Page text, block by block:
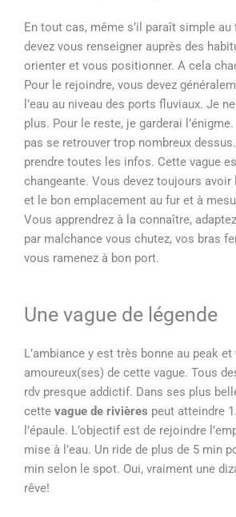
En tout cas, même s’il paraît simple
devez vous renseigner auprès des
orienter et vous positionner. A cela
Pour le rejoindre, vous devez
l’eau au niveau des ports fluviaux. Je
plus. Pour le reste, je garderai
pas se retrouver trop nombreux
prendre toutes les infos. Cette vague
changeante. Vous devez toujours avoir
et le bon emplacement au fur et à
Vous apprendrez à la connaître,
par malchance vous chutez, vos bras
vous ramenez à bon port.
Une vague de légende
L’ambiance y est très bonne au peak
amoureux(ses) de cette vague. Tous
rdv presque addictif. Dans ses plus
cette vague de rivières peut atteindre
l’épaule. L’objectif est de rejoindre
mise à l’eau. Un ride de plus de 5 min
min selon le spot. Oui, vraiment une
rêve!